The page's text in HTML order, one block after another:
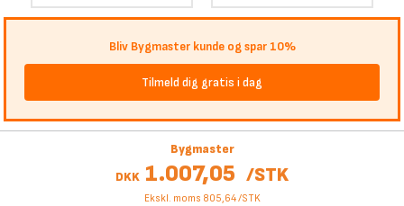
Bliv Bygmaster kunde og spar 10%
Tilmeld dig gratis i dag
Bygmaster
DKK 1.007,05 /STK
Ekskl. moms 805,64/STK